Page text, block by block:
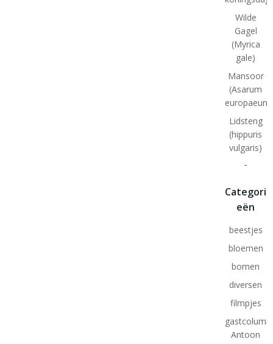
Wilde
Gagel
(Myrica
gale)
Mansoor
(Asarum
europaeum)
Lidsteng
(hippuris
vulgaris)
-
Categori
eën
beestjes
bloemen
bomen
diversen
filmpjes
gastcolumn
Antoon